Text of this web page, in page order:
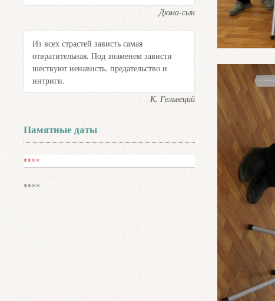
Дюма-сын
Из всех страстей зависть самая
отвратительная. Под знаменем зависти
шествуют ненависть, предательство и
интриги.
К. Гельвеций
Памятные даты
****
****